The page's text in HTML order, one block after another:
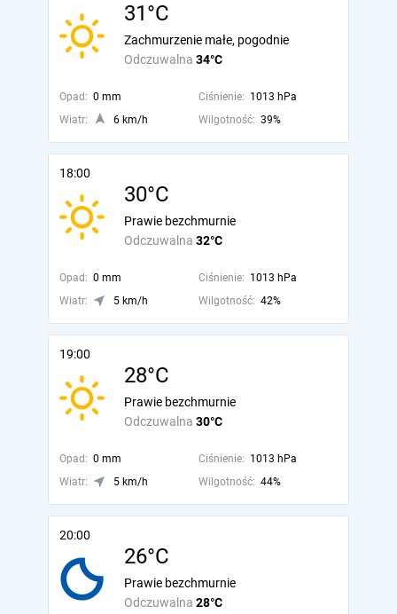
31°C
Odczuwalna 34°C
Zachmurzenie małe, pogodnie
Opad: 0 mm Ciśnienie: 1013 hPa
Wiatr:
6 km/h Wilgotność: 39%
18:00
30°C
Odczuwalna 32°C
Prawie bezchmurnie
Opad: 0 mm Ciśnienie: 1013 hPa
Wiatr:
5 km/h Wilgotność: 42%
19:00
28°C
Odczuwalna 30°C
Prawie bezchmurnie
Opad: 0 mm Ciśnienie: 1013 hPa
Wiatr:
5 km/h Wilgotność: 44%
20:00
26°C
Odczuwalna 28°C
Prawie bezchmurnie